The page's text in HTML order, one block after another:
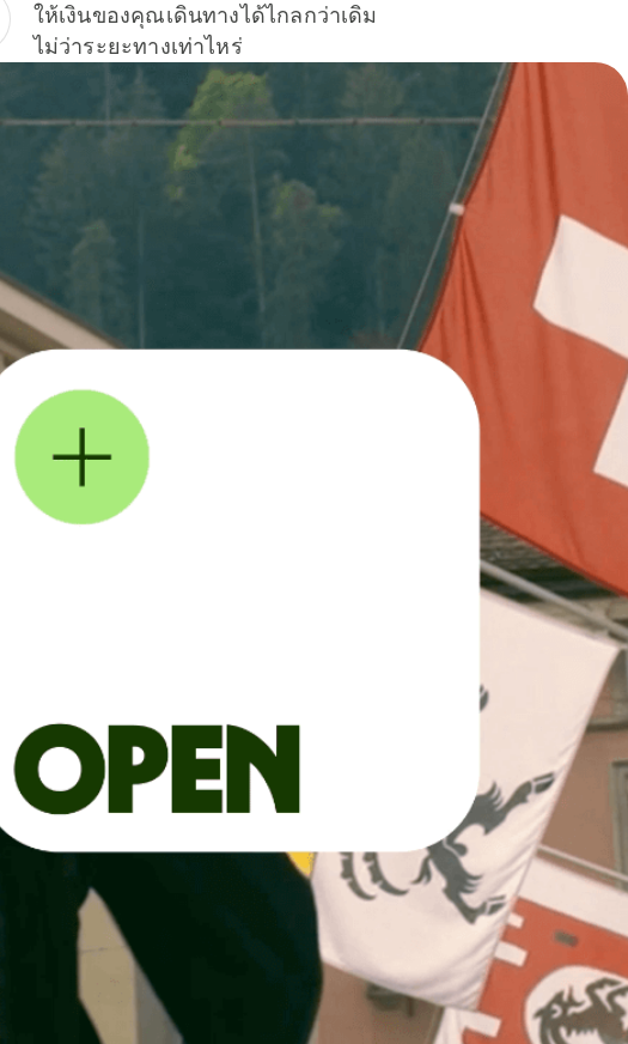
ให้เงินของคุณเดินทางได้ไกลกว่าเดิม
ไม่ว่าระยะทางเท่าไหร่